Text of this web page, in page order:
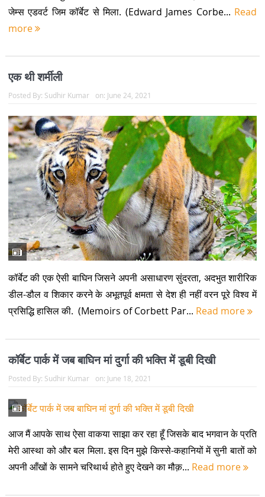
जेम्स एडवर्ट जिम कॉर्बेट से मिला. (Edward James Corbe... Read
more
एक थी शर्मीली
Posted By: Sudhir Kumar on: June 24, 2021
कॉर्बेट की एक ऐसी बाघिन जिसने अपनी असाधारण सुंदरता, अदभुत शारीरिक
डील-डौल व शिकार करने के अभूतपूर्व क्षमता से देश ही नहीं वरन पूरे विश्व में
प्रसिद्धि हासिल की. (Memoirs of Corbett Par... Read more
कॉर्बेट पार्क में जब बाघिन मां दुर्गा की भक्ति में डूबी दिखी
Posted By: Sudhir Kumar on: June 18, 2021
आज मैं आपके साथ ऐसा वाकया साझा कर रहा हूँ जिसके बाद भगवान के प्रति
मेरी आस्था को और बल मिला. इस दिन मुझे किस्से-कहानियों में सुनी बातों को
अपनी आँखों के सामने चरिथार्थ होते हुए देखने का मौक़... Read more